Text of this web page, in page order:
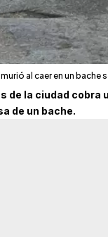
al caer en un bache
la ciudad cobra
de un bache.